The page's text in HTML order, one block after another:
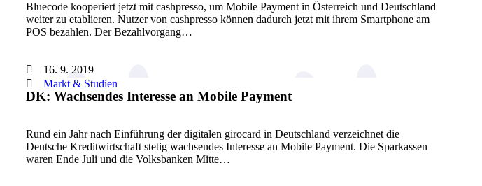
Bluecode kooperiert jetzt mit cashpresso, um Mobile Payment in Österreich und Deutschland
weiter zu etablieren. Nutzer von cashpresso können dadurch jetzt mit ihrem Smartphone am
POS bezahlen. Der Bezahlvorgang…
16. 9. 2019
Markt & Studien
DK: Wachsendes Interesse an Mobile Payment
Rund ein Jahr nach Einführung der digitalen girocard in Deutschland verzeichnet die
Deutsche Kreditwirtschaft stetig wachsendes Interesse an Mobile Payment. Die Sparkassen
waren Ende Juli und die Volksbanken Mitte…